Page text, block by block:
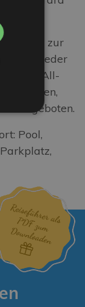
Sie zur
wie zu jeder
All-
Pool,